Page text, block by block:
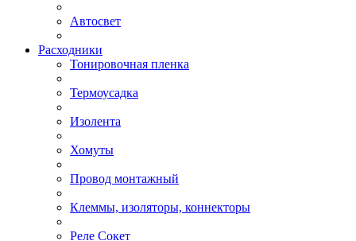
Автосвет
Расходники
Тонировочная пленка
Термоусадка
Изолента
Хомуты
Провод монтажный
Клеммы, изоляторы, коннекторы
Реле Сокет